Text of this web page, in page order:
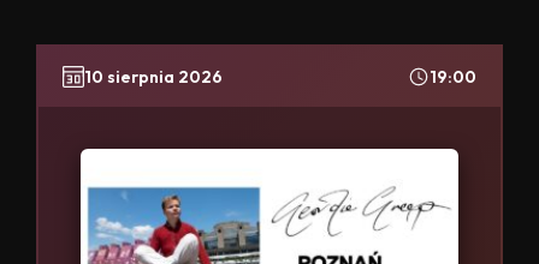
10 sierpnia 2026 19:00